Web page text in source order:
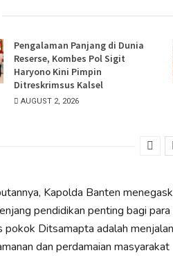
Pengalaman Panjang di Dunia
Reserse, Kombes Pol Sigit
Haryono Kini Pimpin
Ditreskrimsus Kalsel
AUGUST 2, 2026
Kapolda Banten
pendidikan penting bagi
pokok Ditsamapta adalah
dan perdamaian